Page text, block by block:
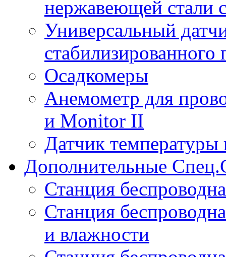
нержавеющей стали
Универсальный
стабилизированного
Осадкомеры
Анемометр для
и Monitor II
Датчик температуры
Дополнительные
Станция
Станция
и влажности